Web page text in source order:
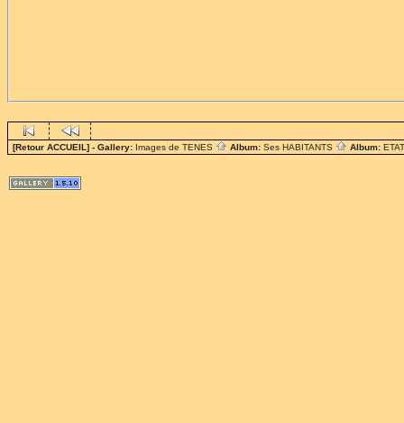
[Retour ACCUEIL] - Gallery: Images de TENES Album: Ses HABITANTS Album: